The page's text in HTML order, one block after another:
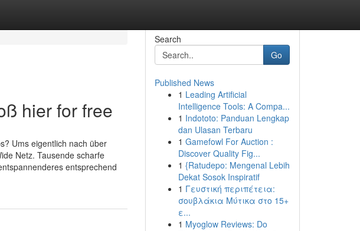
hier for free
Ums eigentlich nach über
Netz. Tausende scharfe
entsprechend
Search
Go
Published News
1 Leading Artificial
Intelligence Tools: A Compa...
1 Indototo: Panduan Lengkap
dan Ulasan Terbaru
1 Gamefowl For Auction :
Discover Quality Fig...
1 {Ratudepo: Mengenal Lebih
Dekat Sosok Inspiratif
1 Γευστική περιπέτεια:
σουβλάκια Μύτικα στο 15+
ε...
1 Myoglow Reviews: Do